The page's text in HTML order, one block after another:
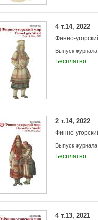
4 т.14, 2022
Финно-
Выпуск журнала
Бесплатно
2 т.14, 2022
Финно-
Выпуск журнала
Бесплатно
4 т.13, 2021